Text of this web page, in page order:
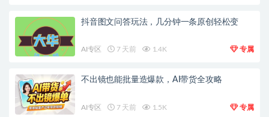
抖音图文问答玩法，几分钟一条原创轻松变
AI专区 7 天前 1.4K 专属
不出镜也能批量造爆款，AI带货全攻略
AI专区 7 天前 1.5K 专属